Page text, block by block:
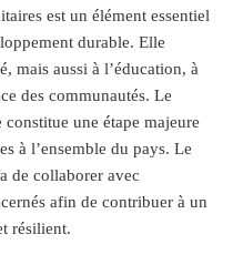
est un élément essentiel
durable. Elle
mais aussi à l’éducation, à
des communautés. Le
une étape majeure
à l’ensemble du pays. Le
de collaborer avec
afin de contribuer à un
résilient.